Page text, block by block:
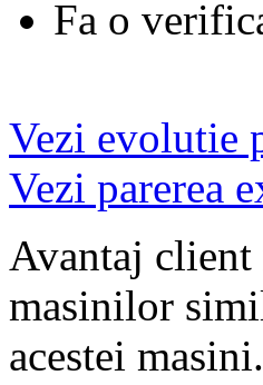
Fa o
Vezi evolutie
Vezi parerea
Avantaj
masinilor
acestei masini.